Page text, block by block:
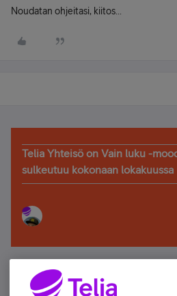
Noudatan ohjeitasi, kiitos...
Telia Yhteisö on Vain luku -
sulkeutuu kokonaan lokakuussa